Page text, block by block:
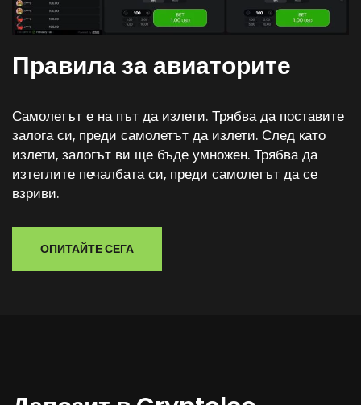
Правила за авиаторите
Самолетът е на път да излети. Трябва да поставите
залога си, преди самолетът да излети. След като
излети, залогът ви ще бъде умножен. Трябва да
изтеглите печалбата си, преди самолетът да се
взриви.
ОПИТАЙТЕ СЕГА